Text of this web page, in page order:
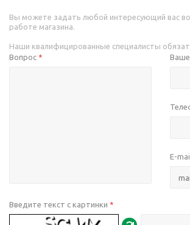
Вы можете задать любой интересующий вас
работе магазина.
Наши квалифицированные специалисты
Вопрос *
E-
Введите текст с картинки *